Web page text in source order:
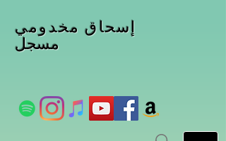
إسحاق مخدومي
مسجل